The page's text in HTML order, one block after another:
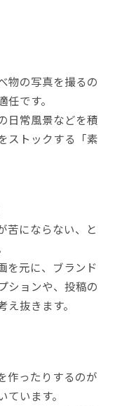
物の写真を撮るの
です。
日常風景などを積
ストックする「素
苦にならない、と
を元に、ブランド
ションや、投稿の
抜きます。
作ったりするのが
います。